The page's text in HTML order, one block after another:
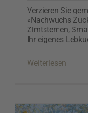
Verzieren Sie
«Nachwuchs
Zimtsternen,
Ihr eigenes
Weiterlesen